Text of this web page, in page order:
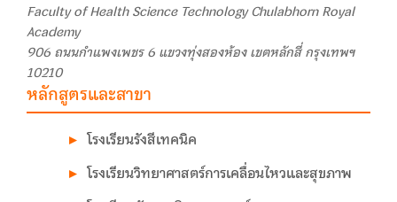
Faculty of Health Science Technology Chulabhorn Royal
Academy
906 ถนนกำแพงเพชร 6 แขวงทุ่งสองห้อง เขตหลักสี่ กรุงเทพฯ
10210
หลักสูตรและสาขา
โรงเรียนรังสีเทคนิค
โรงเรียนวิทยาศาสตร์การเคลื่อนไหวและสุขภาพ